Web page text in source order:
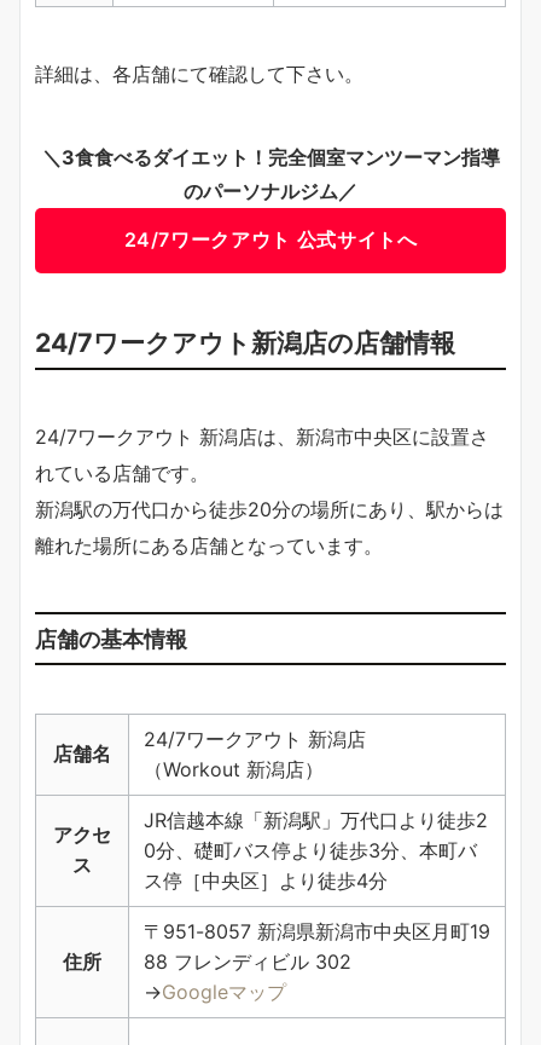
詳細は、各店舗にて確認して下さい。
＼3食食べるダイエット！完全個室マンツーマン指導
のパーソナルジム／
24/7ワークアウト 公式サイトへ
24/7ワークアウト新潟店の店舗情報
24/7ワークアウト 新潟店は、新潟市中央区に設置さ
れている店舗です。
新潟駅の万代口から徒歩20分の場所にあり、駅からは
離れた場所にある店舗となっています。
店舗の基本情報
店舗名
24/7ワークアウト 新潟店
（Workout 新潟店）
アクセ
ス
JR信越本線「新潟駅」万代口より徒歩2
0分、礎町バス停より徒歩3分、本町バ
ス停［中央区］より徒歩4分
住所
〒951-8057 新潟県新潟市中央区月町19
88 フレンディビル 302
→Googleマップ